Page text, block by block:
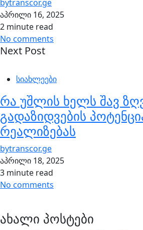
bytranscor.ge
აპრილი 16, 2025
2 minute read
No comments
Next Post
სიახლეები
რა უშლის ხელს შავ
გადაზიდვების
რეალიზებას
bytranscor.ge
აპრილი 18, 2025
3 minute read
No comments
ახალი პოსტები